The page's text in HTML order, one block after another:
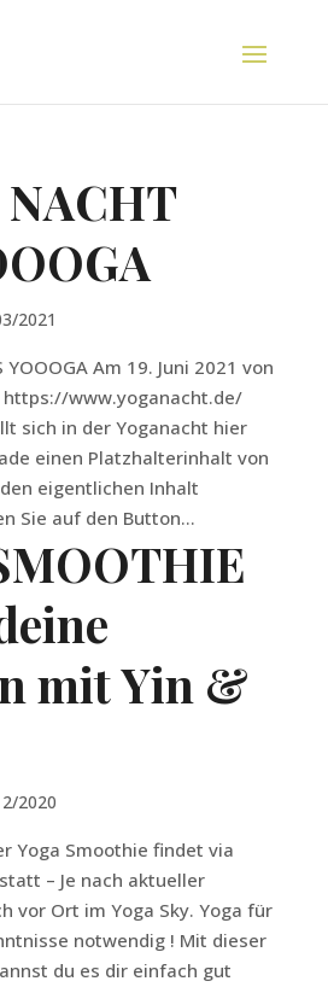
2021
YOOOGA Am 19. Juni 2021 von
https://www.yoganacht.de/
sich in der Yoganacht hier
einen Platzhalterinhalt von
eigentlichen Inhalt
Sie auf den Button...
mit Yin &
2020
Yoga Smoothie findet via
– Je nach aktueller
vor Ort im Yoga Sky. Yoga für
notwendig ! Mit dieser
du es dir einfach gut